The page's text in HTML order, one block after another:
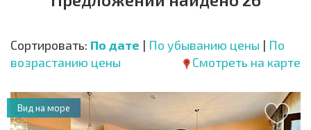
Сортировать: По дате | По убыванию цены | По
возрастанию цены
Смотреть на карте
Вид на море